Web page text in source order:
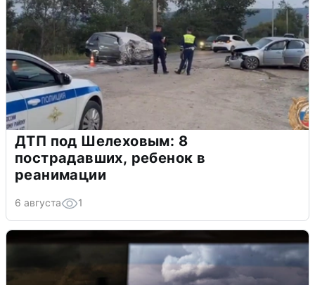
ДТП под Шелеховым: 8
пострадавших, ребенок в
реанимации
6 августа 1